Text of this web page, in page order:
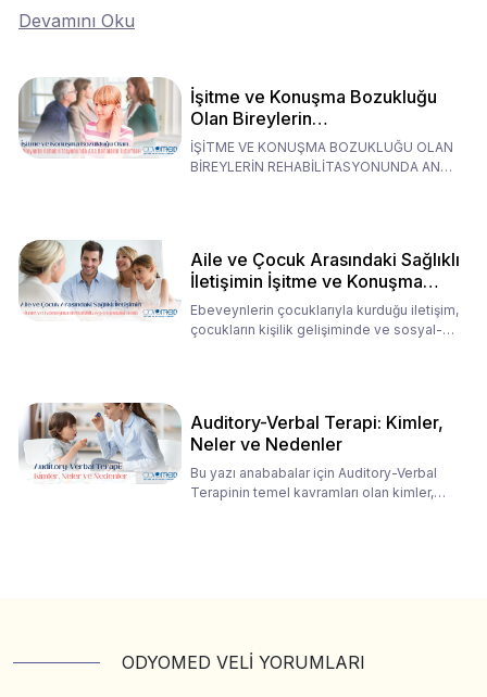
Devamını Oku
İşitme ve Konuşma Bozukluğu
Olan Bireylerin
Rehabilitasyonunda Ana
Babaların Tutumları
İŞİTME VE KONUŞMA BOZUKLUĞU OLAN
BİREYLERİN REHABİLİTASYONUNDA ANA
Aile ve Çocuk Arasındaki Sağlıklı
İletişimin İşitme ve Konuşma
Rehabilitasyonundaki Rolü
Ebeveynlerin çocuklarıyla kurduğu iletişim,
çocukların kişilik gelişiminde ve sosyal-
Auditory-Verbal Terapi: Kimler,
Neler ve Nedenler
Bu yazı anababalar için Auditory-Verbal
Terapinin temel kavramları olan kimler,
ODYOMED VELİ YORUMLARI